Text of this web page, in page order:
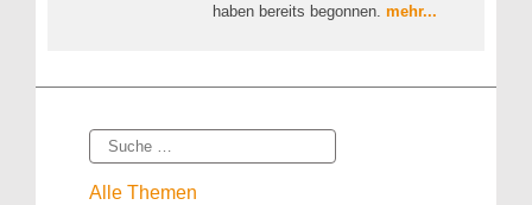
haben bereits begonnen. mehr...
Suche
Alle Themen